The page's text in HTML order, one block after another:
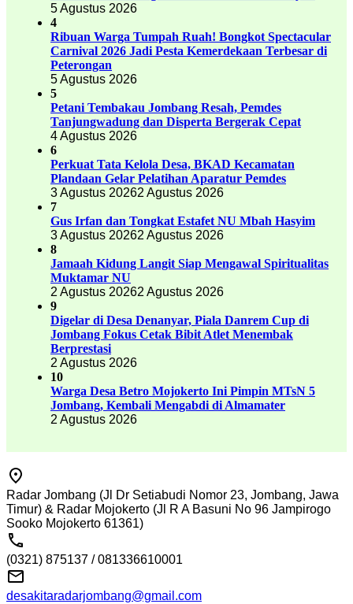
5 Agustus 2026
4
Ribuan Warga Tumpah Ruah! Bongkot Spectacular
Carnival 2026 Jadi Pesta Kemerdekaan Terbesar di
Peterongan
5 Agustus 2026
5
Petani Tembakau Jombang Resah, Pemdes
Tanjungwadung dan Disperta Bergerak Cepat
4 Agustus 2026
6
Perkuat Tata Kelola Desa, BKAD Kecamatan
Plandaan Gelar Pelatihan Aparatur Pemdes
3 Agustus 20262 Agustus 2026
7
Gus Irfan dan Tongkat Estafet NU Mbah Hasyim
3 Agustus 20262 Agustus 2026
8
Jamaah Kidung Langit Siap Mengawal Spiritualitas
Muktamar NU
2 Agustus 20262 Agustus 2026
9
Digelar di Desa Denanyar, Piala Danrem Cup di
Jombang Fokus Cetak Bibit Atlet Menembak
Berprestasi
2 Agustus 2026
10
Warga Desa Betro Mojokerto Ini Pimpin MTsN 5
Jombang, Kembali Mengabdi di Almamater
2 Agustus 2026
Radar Jombang (Jl Dr Setiabudi Nomor 23, Jombang, Jawa
Timur) & Radar Mojokerto (Jl R A Basuni No 96 Jampirogo
Sooko Mojokerto 61361)
(0321) 875137 / 081336610001
desakitaradarjombang@gmail.com